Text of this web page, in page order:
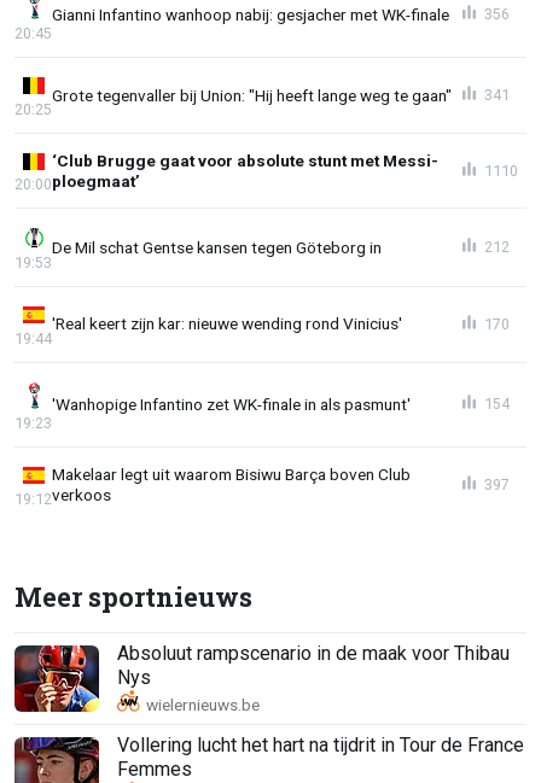
Gianni Infantino wanhoop nabij: gesjacher met WK-finale
20:45
356
Grote tegenvaller bij Union: "Hij heeft lange weg te gaan"
20:25
341
‘Club Brugge gaat voor absolute stunt met Messi-
ploegmaat’
20:00
1110
De Mil schat Gentse kansen tegen Göteborg in
19:53
212
'Real keert zijn kar: nieuwe wending rond Vinicius'
19:44
170
'Wanhopige Infantino zet WK-finale in als pasmunt'
19:23
154
Makelaar legt uit waarom Bisiwu Barça boven Club
verkoos
19:12
397
Meer sportnieuws
Absoluut rampscenario in de maak voor Thibau
Nys
Vollering lucht het hart na tijdrit in Tour de France
Femmes